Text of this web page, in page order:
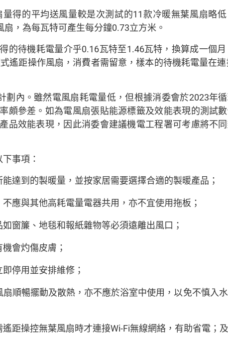
得的平均送風量較是次測試的11款冷暖無葉風扇略
，為每瓦特可產生每分鐘0.73立方米。
的待機耗電量介乎0.16瓦特至1.46瓦特，換算成一個
遙距操作風扇，消費者需留意，樣本的待機耗電量在連
內。雖然電風扇耗電量低，但根據消委會於2023年
頗參差。如為電風扇張貼能源標籤及效能表現的測試
品效能表現，因此消委會建議機電工程署可考慮將不
事項：
達到的製暖量，並按家居需要選擇合適的製暖產品；
應與其他高耗電量電器共用，亦不宜使用拖板；
窗簾、地毯和報紙雜物等必須遠離出風口；
會灼傷皮膚；
停用並安排維修；
順暢擺動及散熱，亦不應於浴室中使用，以免不慎入
距操控無葉風扇時才連接Wi-Fi無線網絡，有助省電；及